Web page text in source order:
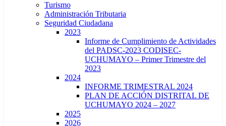
Turismo
Administración Tributaria
Seguridad Ciudadana
2023
Informe de Cumplimiento de Actividades
del PADSC-2023 CODISEC-
UCHUMAYO – Primer Trimestre del
2023
2024
INFORME TRIMESTRAL 2024
PLAN DE ACCIÓN DISTRITAL DE
UCHUMAYO 2024 – 2027
2025
2026